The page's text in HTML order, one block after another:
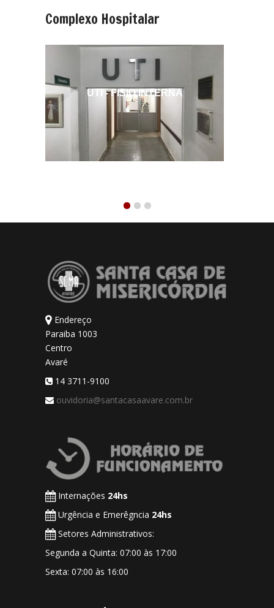
Complexo Hospitalar
UTI - FISIO INTERNA
Endereço
Paraiba 1003
Centro
Avaré
14 3711-9100
ouvidoria@santacasaavare.com.br
Internações 24hs
Urgência e Emerêgncia 24hs
Setores Administrativos:
Segunda a Quinta: 07:00 às 17:00
Sexta: 07:00 às 16:00